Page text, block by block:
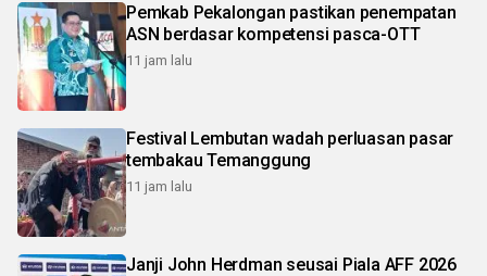
Pemkab Pekalongan pastikan penempatan
ASN berdasar kompetensi pasca-OTT
11 jam lalu
Festival Lembutan wadah perluasan pasar
tembakau Temanggung
11 jam lalu
Janji John Herdman seusai Piala AFF 2026